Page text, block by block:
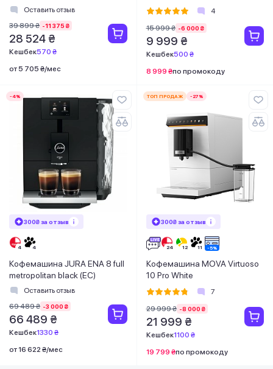
EP4449/70
Оставить отзыв
39 899 ₴ -11 375 ₴
28 524 ₴
Кешбек570 ₴
от 5 705 ₴/мес
4
15 999 ₴ -6 000 ₴
9 999 ₴
Кешбек500 ₴
8 999 ₴по промокоду
-4%
300₴ за отзыв
Кофемашина JURA ENA 8 full
metropolitan black (EC)
Оставить отзыв
69 489 ₴ -3 000 ₴
66 489 ₴
Кешбек1330 ₴
от 16 622 ₴/мес
ТОП ПРОДАЖ -27%
300₴ за отзыв
Кофемашина MOVA Virtuoso
10 Pro White
7
29 999 ₴ -8 000 ₴
21 999 ₴
Кешбек1100 ₴
19 799 ₴по промокоду